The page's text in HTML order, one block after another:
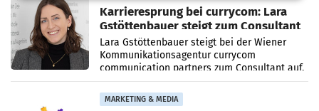
Karrieresprung bei currycom: Lara
Gstöttenbauer steigt zum Consultant
auf
Lara Gstöttenbauer steigt bei der Wiener
Kommunikationsagentur currycom
communication partners zum Consultant auf.
Die 27-jährige Beraterin betreut Kundinnen
und Kunden in den Bereichen
MARKETING & MEDIA